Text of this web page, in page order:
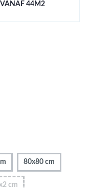
VANAF 44M2
80x80 cm
cm